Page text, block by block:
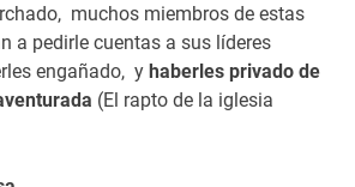
muchos miembros de estas
a pedirle cuentas a sus líderes
engañado, yhaberles privado de
(El rapto de la iglesia